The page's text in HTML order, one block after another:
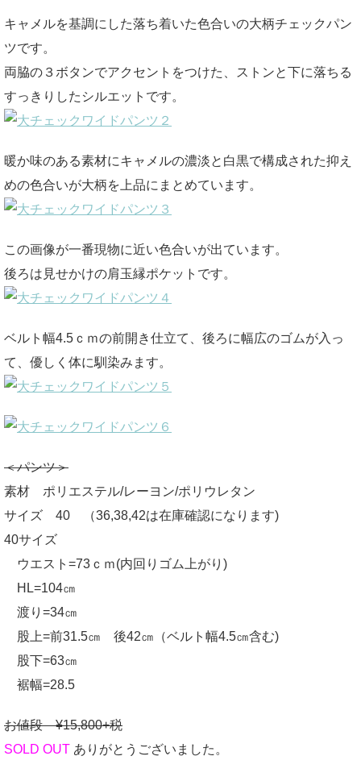
キャメルを基調にした落ち着いた色合いの大柄チェックパン
ツです。
両脇の３ボタンでアクセントをつけた、ストンと下に落ちる
すっきりしたシルエットです。
暖か味のある素材にキャメルの濃淡と白黒で構成された抑え
めの色合いが大柄を上品にまとめています。
この画像が一番現物に近い色合いが出ています。
後ろは見せかけの肩玉縁ポケットです。
ベルト幅4.5ｃｍの前開き仕立て、後ろに幅広のゴムが入っ
て、優しく体に馴染みます。
＜パンツ＞
素材 ポリエステル/レーヨン/ポリウレタン
サイズ 40 （36,38,42は在庫確認になります)
40サイズ
ウエスト=73ｃｍ(内回りゴム上がり)
HL=104㎝
渡り=34㎝
股上=前31.5㎝ 後42㎝（ベルト幅4.5㎝含む)
股下=63㎝
裾幅=28.5
お値段 ¥15,800+税
SOLD OUT ありがとうございました。